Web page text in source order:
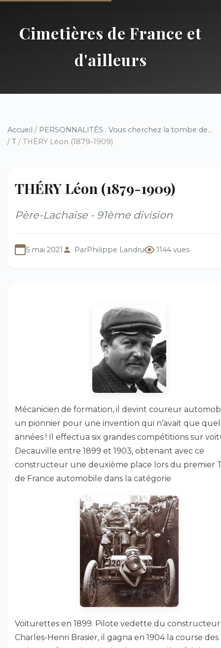
Cimetières de France et
d'ailleurs
Accueil / PERSONNALITÉS : Vous cherchez la tombe de...
/ T / THÉRY Léon (1879-1909)
THÉRY Léon (1879-1909)
Père-Lachaise - 91ème division
5 mai 2021 ParPhilippe Landru 1144 vues
Mécanicien de formation, il devint coureur
un pionnier pour une invention qui n’avait que
années ! Il effectua six grandes compétitions sur
Decauville entre 1899 et 1903, obtenant avec ce
constructeur une deuxième place lors du premier
de France automobile dans la catégorie
Voiturettes en 1899. Pilote vedette du constructeur
Charles-Henri Brasier, il gagna en 1904 la course des